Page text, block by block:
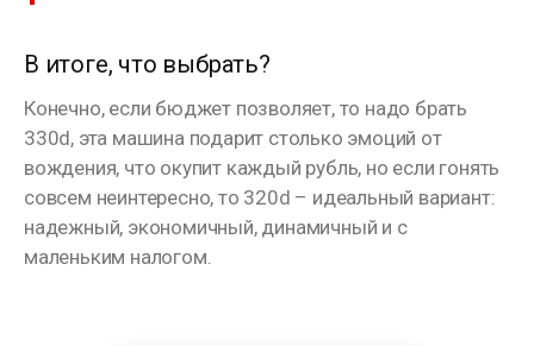
В итоге, что выбрать?
Конечно, если бюджет позволяет, то надо брать
330d, эта машина подарит столько эмоций от
вождения, что окупит каждый рубль, но если гонять
совсем неинтересно, то 320d – идеальный вариант:
надежный, экономичный, динамичный и с
маленьким налогом.